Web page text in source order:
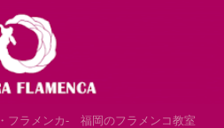
フラメンカ- 福岡のフラメンコ教室